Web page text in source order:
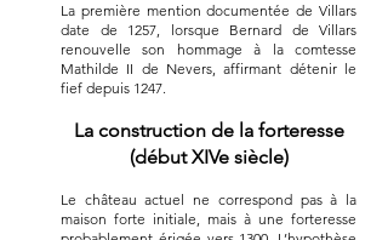
La première mention documentée de Villars
date de 1257, lorsque Bernard de Villars
renouvelle son hommage à la comtesse
Mathilde II de Nevers, affirmant détenir le
fief depuis 1247.
La construction de la forteresse
(début XIVe siècle)
Le château actuel ne correspond pas à la
maison forte initiale, mais à une forteresse